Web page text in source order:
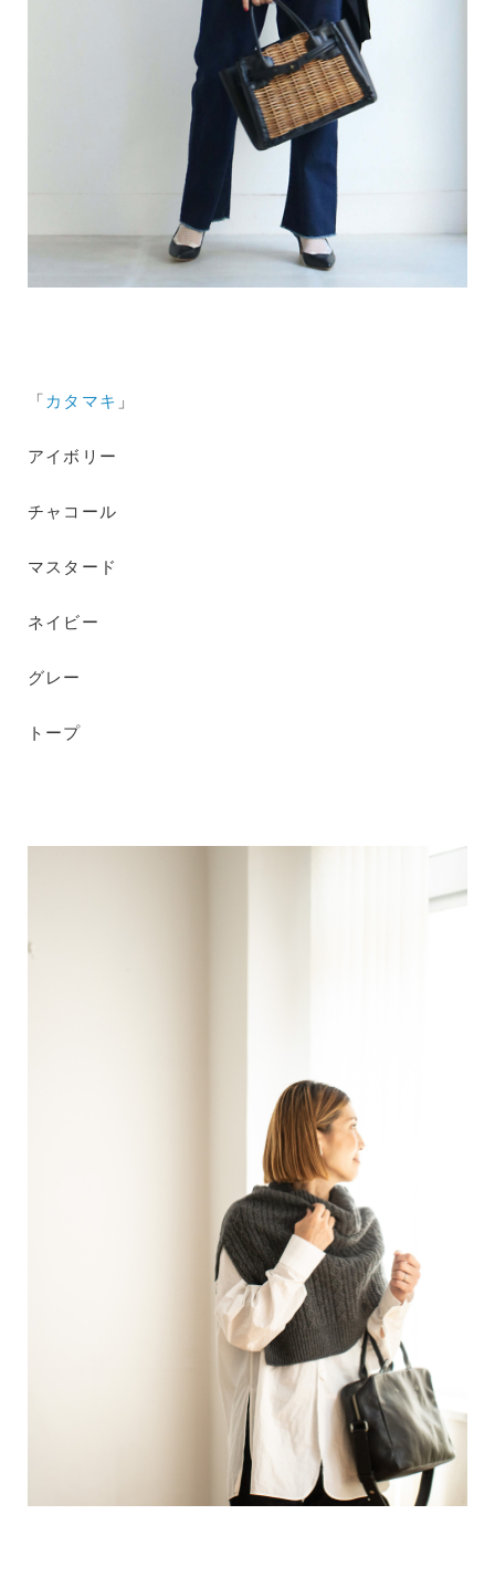
「 カタマキ 」
アイボリー
チャコール
マスタード
ネイビー
グレー
トープ